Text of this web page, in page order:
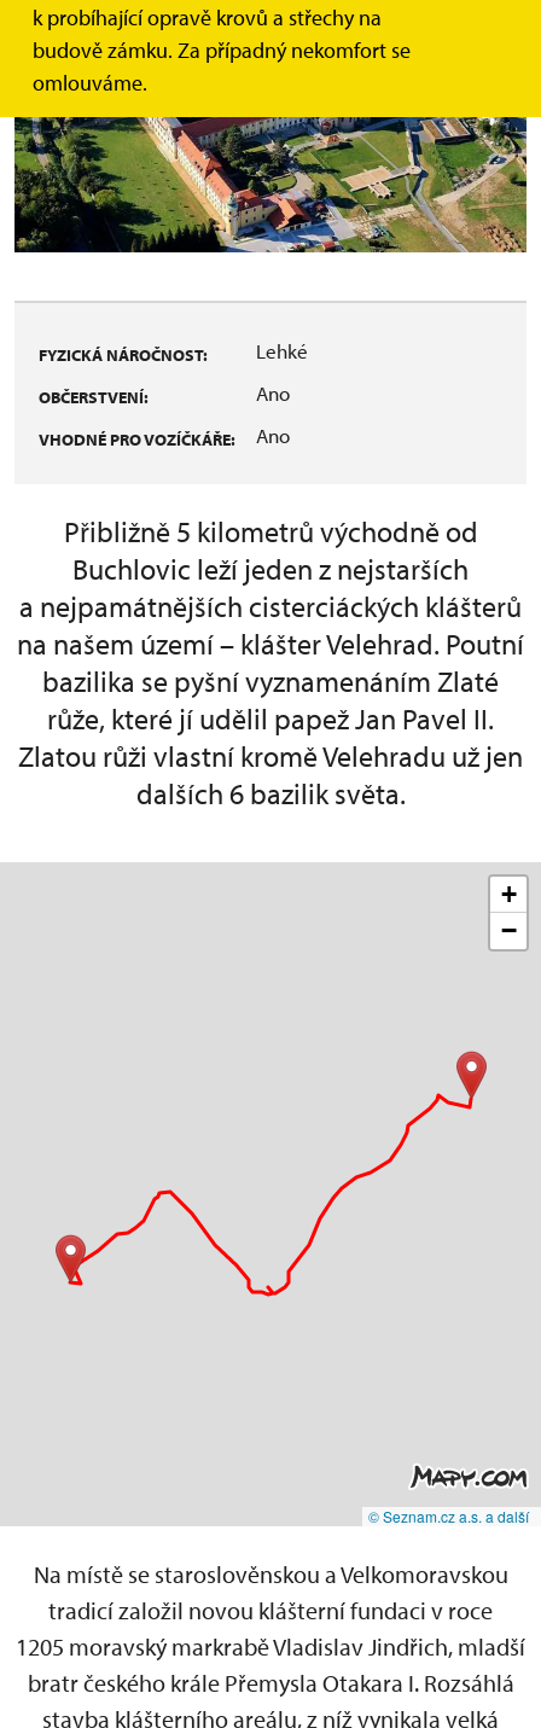
k probíhající opravě krovů a střechy na
budově zámku. Za případný nekomfort se
omlouváme.
FYZICKÁ NÁROČNOST: Lehké
OBČERSTVENÍ: Ano
VHODNÉ PRO VOZÍČKÁŘE: Ano
Přibližně 5 kilometrů východně od
Buchlovic leží jeden z nejstarších
a nejpamátnějších cisterciáckých klášterů
na našem území – klášter Velehrad. Poutní
bazilika se pyšní vyznamenáním Zlaté
růže, které jí udělil papež Jan Pavel II.
Zlatou růži vlastní kromě Velehradu už jen
dalších 6 bazilik světa.
+
−
© Seznam.cz a.s. a další
Na místě se staroslověnskou a Velkomoravskou
tradicí založil novou klášterní fundaci v roce
1205 moravský markrabě Vladislav Jindřich, mladší
bratr českého krále Přemysla Otakara I. Rozsáhlá
stavba klášterního areálu, z níž vynikala velká